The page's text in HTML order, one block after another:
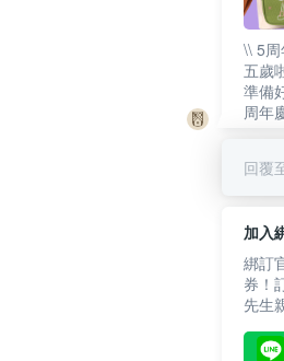
\\ 5
五歲
準備
周年
回覆
加入
綁訂
券！
先生